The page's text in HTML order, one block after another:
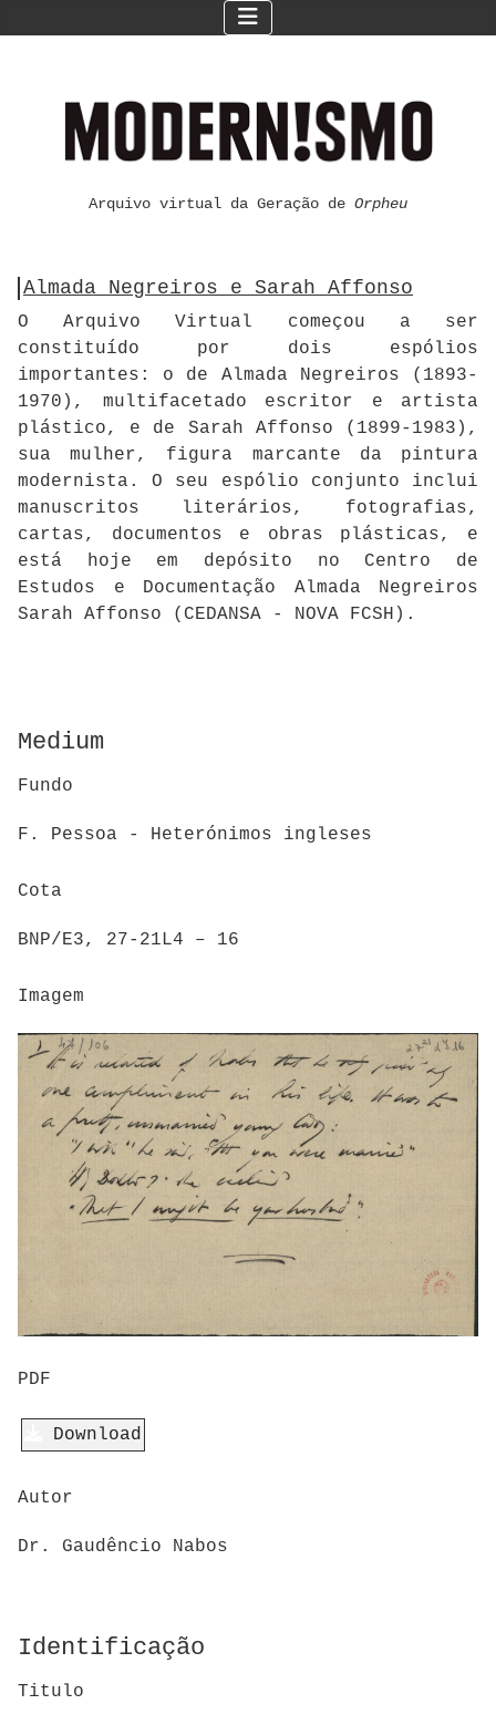
Arquivo virtual da Geração de Orpheu
Almada Negreiros e Sarah Affonso
O Arquivo Virtual começou a ser
constituído por dois espólios
importantes: o de Almada Negreiros (1893-
1970), multifacetado escritor e artista
plástico, e de Sarah Affonso (1899-1983),
sua mulher, figura marcante da pintura
modernista. O seu espólio conjunto inclui
manuscritos literários, fotografias,
cartas, documentos e obras plásticas, e
está hoje em depósito no Centro de
Estudos e Documentação Almada Negreiros
Sarah Affonso (CEDANSA - NOVA FCSH).
Medium
Fundo
F. Pessoa - Heterónimos ingleses
Cota
BNP/E3, 27-21L4 – 16
Imagem
PDF
Download
Autor
Dr. Gaudêncio Nabos
Identificação
Titulo